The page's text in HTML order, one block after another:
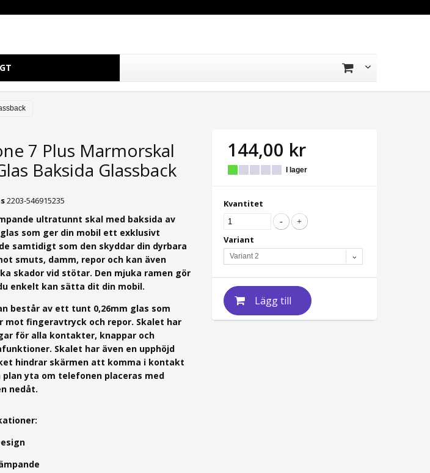
7 Plus Marmorskal
Baksida Glassback
2203-546915235
ultratunnt skal med baksida av
som ger din mobil ett exklusivt
samtidigt som den skyddar din dyrbara
smuts, damm, repor och kan även
skador vid stötar. Den mjuka ramen gör
enkelt kan sätta dit din mobil.
består av ett tunt 0,26mm glas som
mot fingeravtryck och repor. Skalet har
för alla kontakter, knappar och
Skalet har även en upphöjd
hindrar skärmen att komma i kontakt
plan yta om telefonen placeras med
nedåt.
144,00 kr
I lager
Kvantitet
Variant
Variant 2
Lägg till